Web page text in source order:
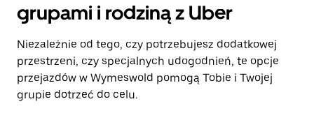
grupami i rodziną z Uber
Niezależnie od tego, czy potrzebujesz dodatkowej
przestrzeni, czy specjalnych udogodnień, te opcje
przejazdów w Wymeswold pomogą Tobie i Twojej
grupie dotrzeć do celu.